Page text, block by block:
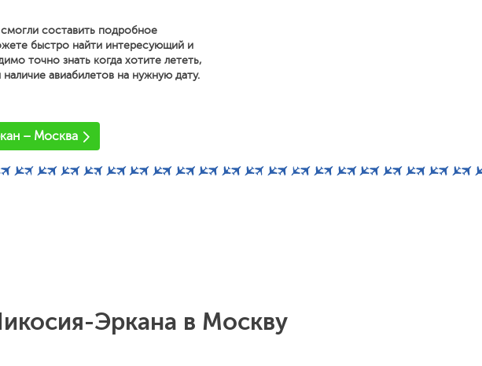
составить подробное
быстро найти интересующий и
точно знать когда хотите лететь,
авиабилетов на нужную дату.
– Москва
Эркана в Москву